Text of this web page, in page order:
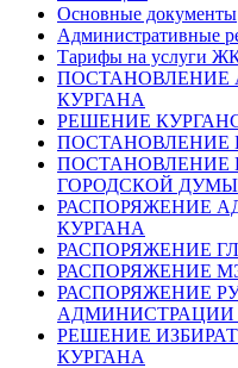
Основные документы
Административные
Тарифы на услуги
ПОСТАНОВЛЕНИЕ
КУРГАНА
РЕШЕНИЕ
ПОСТАНОВЛЕНИЕ
ПОСТАНОВЛЕНИЕ
ГОРОДСКОЙ ДУМЫ
РАСПОРЯЖЕНИЕ
КУРГАНА
РАСПОРЯЖЕНИЕ
РАСПОРЯЖЕНИЕ
РАСПОРЯЖЕНИЕ
АДМИНИСТРАЦИИ
РЕШЕНИЕ
КУРГАНА